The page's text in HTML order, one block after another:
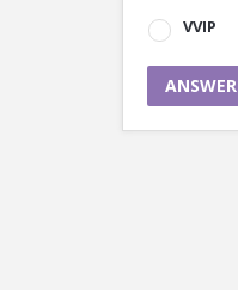
VVIP
ANSWER